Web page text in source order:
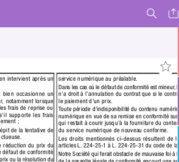
intervient après un
occasionne un
, notamment lorsque
frais de reprise ou
supporte les frais
;
de la tentative de
réduction du prix du
défaut de conformité
ou la résolution du
service numérique au préalable.
Dans les cas où le défaut de conformité est mineur,
n’a droit à l’annulation du contrat que si le contra
le paiement d’un prix.
Toute période d’indisponibilité du contenu
numérique en vue de sa remise en conformité
qui restait à courir jusqu’à la fourniture du
du service numérique de nouveau conforme.
Les droits mentionnés ci-dessus résultent de
articles L.
224-25-1 à L.
224-25-31 du code de la
Notre Société qui ferait obstacle de mauvaise foi